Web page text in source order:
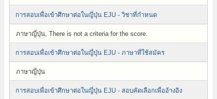
การสอบเพื่อเข้าศึกษาต่อในญี่ปุ่น EJU - วิชาที่กำหนด
ภาษาญี่ปุ่น, There is not a criteria for the score.
การสอบเพื่อเข้าศึกษาต่อในญี่ปุ่น EJU - ภาษาที่ใช้สมัคร
ภาษาญี่ปุ่น
การสอบเพื่อเข้าศึกษาต่อในญี่ปุ่น EJU - สอบคัดเลือกเพื่ออ้างอิง